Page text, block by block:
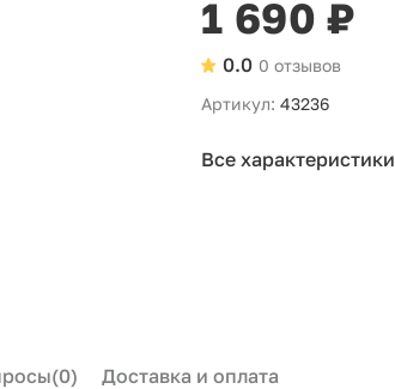
1 690 ₽
0 отзывов
0.0
Артикул: 43236
Все характеристики
(0) Доставка и оплата